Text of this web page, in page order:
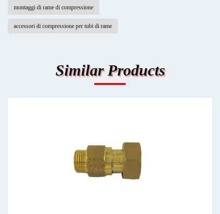
montaggi di rame di compressione
accessori di compressione per tubi di rame
Similar Products